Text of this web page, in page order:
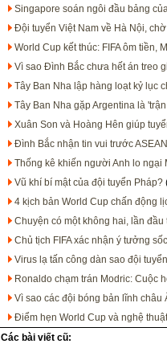
Singapore soán ngôi đầu bảng
Đội tuyển Việt Nam về Hà Nội,
World Cup kết thúc: FIFA ôm tiền,
Vì sao Đình Bắc chưa hết án treo
Tây Ban Nha lập hàng loạt kỷ lục
Tây Ban Nha gặp Argentina là
Xuân Son và Hoàng Hên giúp
Đình Bắc nhận tin vui trước
Thống kê khiến người Anh lo ngại
Vũ khí bí mật của đội tuyển Pháp?
4 kịch bản World Cup chấn động
Chuyện có một không hai, lần
Chủ tịch FIFA xác nhận ý tưởng
Virus lạ tấn công dàn sao đội
Ronaldo chạm trán Modric: Cuộc
Vì sao các đội bóng bản lĩnh châu
Điểm hẹn World Cup và nghệ
Các bài viết cũ: